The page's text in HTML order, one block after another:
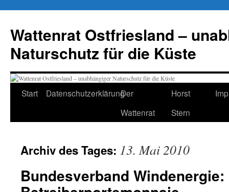
springen
Wattenrat Ostfriesland –
Naturschutz für die Küste
Start DatenschutzerklärungDer
Wattenrat
Horst
Stern
Archiv des Tages: 13. Mai 2010
Bundesverband